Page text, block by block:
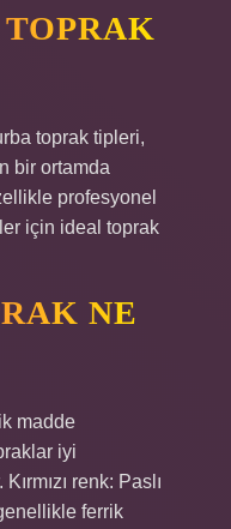
toprak tipleri,
bir ortamda
profesyonel
için ideal toprak
NE
madde
iyi
renk: Paslı
genellikle ferrik